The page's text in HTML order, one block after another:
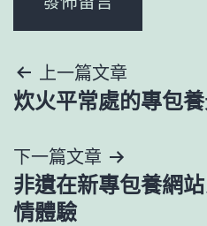
文
章
導
覽
上一篇文章
炊火平常處的專包
下一篇文章
非遺在新專包養網
情體驗